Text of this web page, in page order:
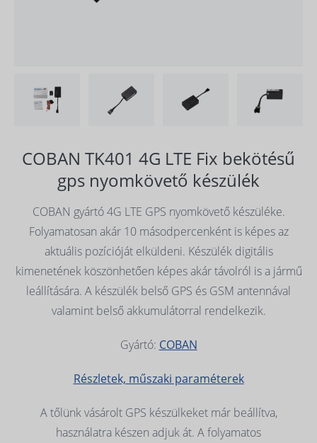
COBAN TK401 4G LTE Fix bekötésű
gps nyomkövető készülék
COBAN gyártó 4G LTE GPS nyomkövető készüléke.
Folyamatosan akár 10 másodpercenként is képes az
aktuális pozícióját elküldeni. Készülék digitális
kimenetének köszönhetően képes akár távolról is a jármű
leállítására. A készülék belső GPS és GSM antennával
valamint belső akkumulátorral rendelkezik.
Gyártó: COBAN
Részletek, műszaki paraméterek
A tőlünk vásárolt GPS készülkeket már beállítva,
használatra készen adjuk át. A folyamatos